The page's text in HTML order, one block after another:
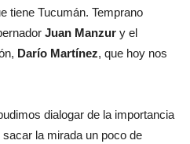
tiene Tucumán. Temprano
Juan Manzur y el
Darío Martínez, que hoy nos
dialogar de la importancia
la mirada un poco de